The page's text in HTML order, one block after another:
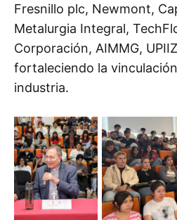
Fresnillo plc, Newmont,
Metalurgia Integral,
Corporación, AIMMG,
fortaleciendo la
industria.